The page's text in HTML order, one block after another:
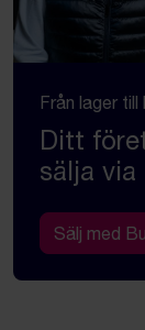
Från lager till
Ditt
sälja via
Sälj med